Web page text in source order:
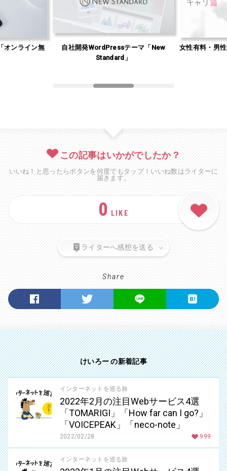
オンライン無
自社開発WordPressテーマ「New
Standard」
女性有料・男
この記事はいかがでしたか？
いいね！と思ったらボタンを何度でもタップ！いいね数はライターに
届きます。
0 LIKE
ライターへ感想を送る
Share
けいろー の新着記事
インターネットを巡る旅
2022年2月の注目Webサービス4選
「TOMARIGI」「How far can I go?」
「VOICEPEAK」「neco-note」
2022/02/28 999
インターネットを巡る旅